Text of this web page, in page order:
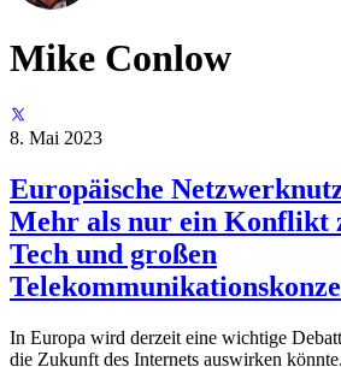
Mike Conlow
8. Mai 2023
Europäische
Mehr als nur ein Konflikt
Tech und großen
In Europa wird derzeit eine wichtige
die Zukunft des Internets auswirken